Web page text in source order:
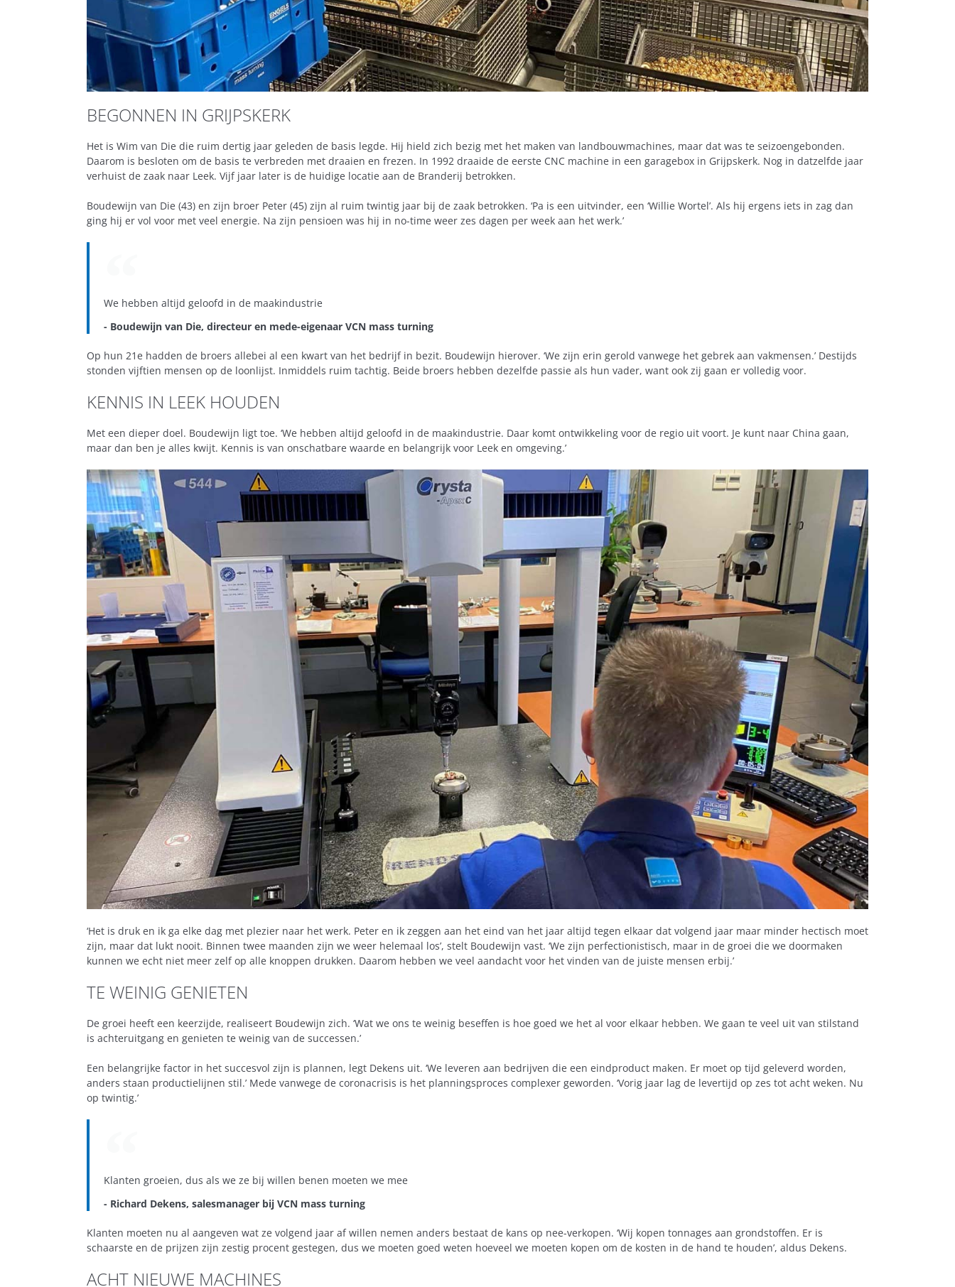
BEGONNEN IN GRIJPSKERK
Het is Wim van Die die ruim dertig jaar geleden de basis legde. Hij hield zich bezig met het maken van landbouwmachines, maar dat was te seizoengebonden.
Daarom is besloten om de basis te verbreden met draaien en frezen. In 1992 draaide de eerste CNC machine in een garagebox in Grijpskerk. Nog in datzelfde jaar
verhuist de zaak naar Leek. Vijf jaar later is de huidige locatie aan de Branderij betrokken.
Boudewijn van Die (43) en zijn broer Peter (45) zijn al ruim twintig jaar bij de zaak betrokken. ‘Pa is een uitvinder, een ‘Willie Wortel’. Als hij ergens iets in zag dan
ging hij er vol voor met veel energie. Na zijn pensioen was hij in no-time weer zes dagen per week aan het werk.’
We hebben altijd geloofd in de maakindustrie
- Boudewijn van Die, directeur en mede-eigenaar VCN mass turning
Op hun 21e hadden de broers allebei al een kwart van het bedrijf in bezit. Boudewijn hierover. ‘We zijn erin gerold vanwege het gebrek aan vakmensen.’ Destijds
stonden vijftien mensen op de loonlijst. Inmiddels ruim tachtig. Beide broers hebben dezelfde passie als hun vader, want ook zij gaan er volledig voor.
KENNIS IN LEEK HOUDEN
Met een dieper doel. Boudewijn ligt toe. ‘We hebben altijd geloofd in de maakindustrie. Daar komt ontwikkeling voor de regio uit voort. Je kunt naar China gaan,
maar dan ben je alles kwijt. Kennis is van onschatbare waarde en belangrijk voor Leek en omgeving.’
‘Het is druk en ik ga elke dag met plezier naar het werk. Peter en ik zeggen aan het eind van het jaar altijd tegen elkaar dat volgend jaar maar minder hectisch moet
zijn, maar dat lukt nooit. Binnen twee maanden zijn we weer helemaal los’, stelt Boudewijn vast. ‘We zijn perfectionistisch, maar in de groei die we doormaken
kunnen we echt niet meer zelf op alle knoppen drukken. Daarom hebben we veel aandacht voor het vinden van de juiste mensen erbij.’
TE WEINIG GENIETEN
De groei heeft een keerzijde, realiseert Boudewijn zich. ‘Wat we ons te weinig beseffen is hoe goed we het al voor elkaar hebben. We gaan te veel uit van stilstand
is achteruitgang en genieten te weinig van de successen.’
Een belangrijke factor in het succesvol zijn is plannen, legt Dekens uit. ‘We leveren aan bedrijven die een eindproduct maken. Er moet op tijd geleverd worden,
anders staan productielijnen stil.’ Mede vanwege de coronacrisis is het planningsproces complexer geworden. ‘Vorig jaar lag de levertijd op zes tot acht weken. Nu
op twintig.’
Klanten groeien, dus als we ze bij willen benen moeten we mee
- Richard Dekens, salesmanager bij VCN mass turning
Klanten moeten nu al aangeven wat ze volgend jaar af willen nemen anders bestaat de kans op nee-verkopen. ‘Wij kopen tonnages aan grondstoffen. Er is
schaarste en de prijzen zijn zestig procent gestegen, dus we moeten goed weten hoeveel we moeten kopen om de kosten in de hand te houden’, aldus Dekens.
ACHT NIEUWE MACHINES